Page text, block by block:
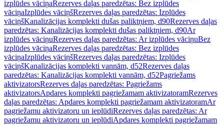
izplūdes vāciņaRezerves daļas paredzētas: Bez izplūdes
vāciņaIzplūdes vāciņšRezerves daļas paredzētas: Izplūdes
vāciņšKanalizācijas komplekti dušas paliktņiem, d90Rezerves daļas
paredzētas: Kanalizācijas komplekti dušas paliktņiem, d90Ar
izplūdes vāciņuRezerves daļas paredzētas: Ar izplūdes vāciņuBez
izplūdes vāciņaRezerves daļas paredzētas: Bez izplūdes
vāciņaIzplūdes vāciņšRezerves daļas paredzētas: Izplūdes
vāciņšKanalizācijas komplekti vannām, d52Rezerves daļas
paredzētas: Kanalizācijas komplekti vannām, d52Pagriežams
aktivizatorsRezerves daļas paredzētas: Pagriežams
aktivizatorsApdares komplekti pagriežamam aktivizatoramRezerves
daļas paredzētas: Apdares komplekti pagriežamam aktivizatoramAr
pagriežamu aktivizatoru un ieplūdiRezerves daļas paredzētas: Ar
pagriežamu aktivizatoru un ieplūdiApdares komplekti pagriežamam